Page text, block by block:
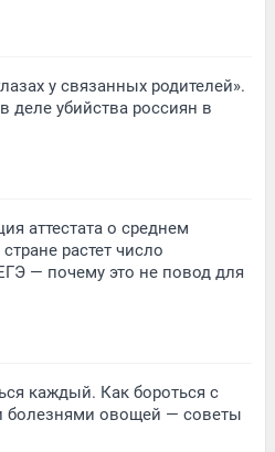
у связанных родителей».
деле убийства россиян в
аттестата о среднем
растет число
— почему это не повод для
каждый. Как бороться с
болезнями овощей — советы